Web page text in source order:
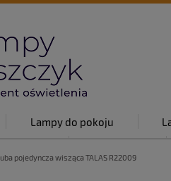
Lampy do pokoju
Kontakt
pojedyncza wisząca TALAS R22009